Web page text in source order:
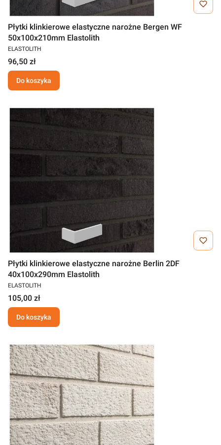
Płytki klinkierowe elastyczne narożne Bergen WF
50x100x210mm Elastolith
ELASTOLITH
96,50 zł
Do koszyka
Płytki klinkierowe elastyczne narożne Berlin 2DF
40x100x290mm Elastolith
ELASTOLITH
105,00 zł
Do koszyka